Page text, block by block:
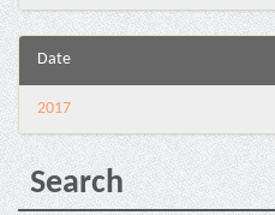
Date
2017
Search